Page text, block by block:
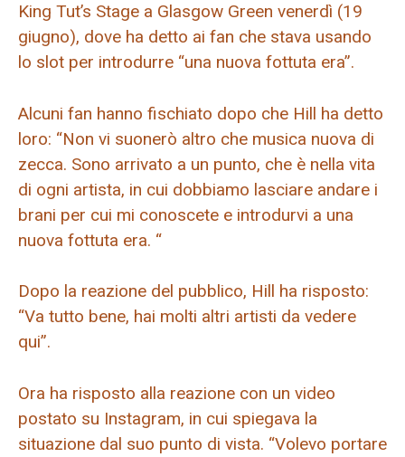
King Tut’s Stage a Glasgow Green venerdì (19
giugno), dove ha detto ai fan che stava usando
lo slot per introdurre “una nuova fottuta era”.
Alcuni fan hanno fischiato dopo che Hill ha detto
loro: “Non vi suonerò altro che musica nuova di
zecca. Sono arrivato a un punto, che è nella vita
di ogni artista, in cui dobbiamo lasciare andare i
brani per cui mi conoscete e introdurvi a una
nuova fottuta era. “
Dopo la reazione del pubblico, Hill ha risposto:
“Va tutto bene, hai molti altri artisti da vedere
qui”.
Ora ha risposto alla reazione con un video
postato su Instagram, in cui spiegava la
situazione dal suo punto di vista. “Volevo portare